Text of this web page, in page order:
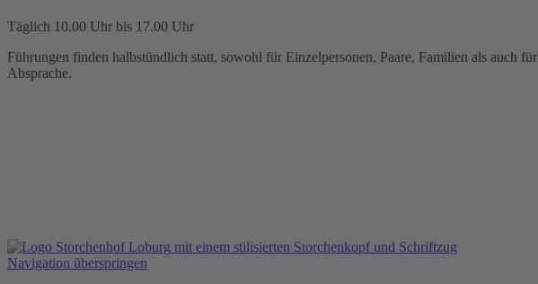
Täglich 10.00 Uhr bis 17.00 Uhr
Führungen finden halbstündlich statt, sowohl für Einzelpersonen, Paare, Familien als auch
Absprache.
Navigation überspringen